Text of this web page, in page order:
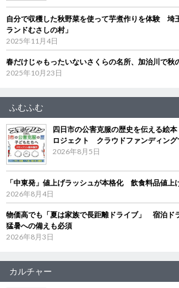
自分で収穫した秋野菜を使って芋煮作りを体験 埼
ランドむさしの村」
2025年11月4日
春だけじゃもったいないさくらの名所、加治川で秋
2025年10月23日
ふむふむ
四日市の公害克服の歴史を伝える絵
ロジェクト クラウドファンディング
2026年8月5日
「中東発」値上げラッシュが本格化 飲食料品値上
2026年8月4日
物価高でも「夏は家族で長距離ドライブ」 宿泊ド
猛暑への備えも必須
2026年8月3日
カルチャー